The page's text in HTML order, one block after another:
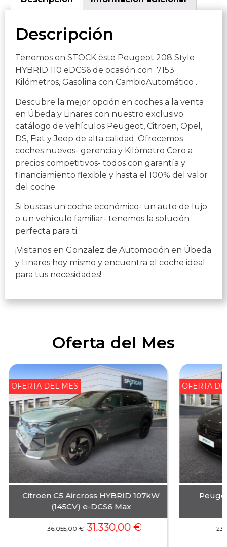
Descripción
Tenemos en STOCK éste Peugeot 208 Style
HYBRID 110 eDCS6 de ocasión con 7153
Kilómetros, Gasolina con CambioAutomático .
Descubre la mejor opción en coches a la venta
en Úbeda y Linares con nuestro exclusivo
catálogo de vehículos Peugeot, Citroën, Opel,
DS, Fiat y Jeep de alta calidad. Ofrecemos
coches nuevos- gerencia y Kilómetro Cero a
precios competitivos- todos con garantía y
financiamiento flexible y hasta el 100% del valor
del coche.
Si buscas un coche económico- un auto de lujo
o un vehículo familiar- tenemos la solución
perfecta para ti.
¡Visitanos en Gonzalez de Automoción en Úbeda
y Linares hoy mismo y encuentra el coche ideal
para tus necesidades!
Oferta del Mes
OFERTA DEL MES
Citroën C5 Aircross HYBRID 107kW
(145CV) e-DCS6 Max
36.055,00€ 31.330,00 €
OFERTA